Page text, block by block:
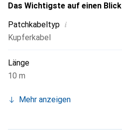
Das Wichtigste auf einen Blick
Patchkabeltyp i
Kupferkabel
Länge
10 m
Mehr anzeigen